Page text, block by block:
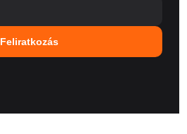
Feliratkozás